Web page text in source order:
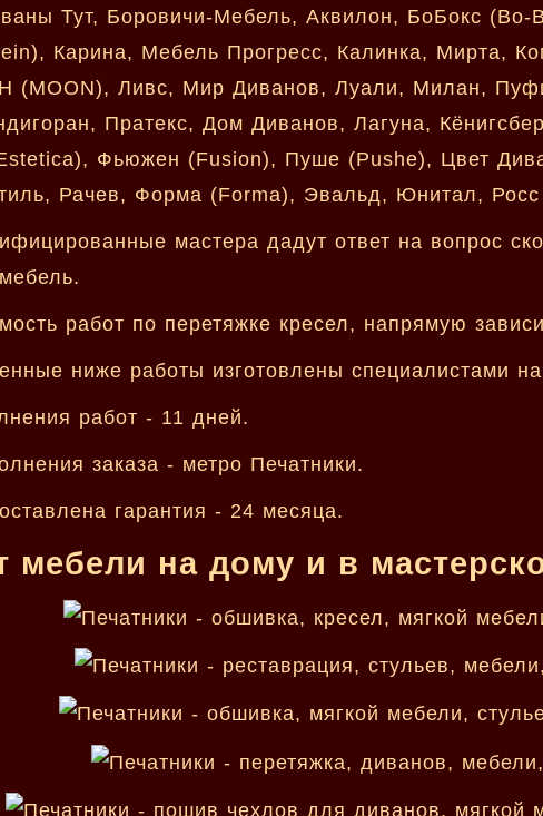
Тут, Боровичи-Мебель, Аквилон, БоБокс (Bo-
Карина, Мебель Прогресс, Калинка, Мирта,
Ливс, Мир Диванов, Луали, Милан,
Пратекс, Дом Диванов, Лагуна,
Фьюжен (Fusion), Пуше (Pushe), Цвет
Рачев, Форма (Forma), Эвальд, Юнитал,
мастера дадут ответ на вопрос
работ по перетяжке кресел, напрямую
ниже работы изготовлены специалистами
работ - 11 дней.
заказа - метро Печатники.
гарантия - 24 месяца.
мебели на дому и в